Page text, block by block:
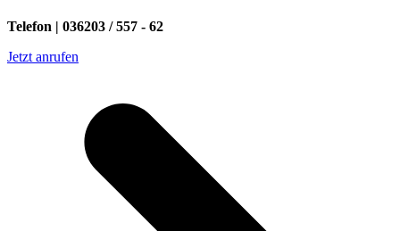
Telefon | 036203 / 557 - 62
Jetzt anrufen